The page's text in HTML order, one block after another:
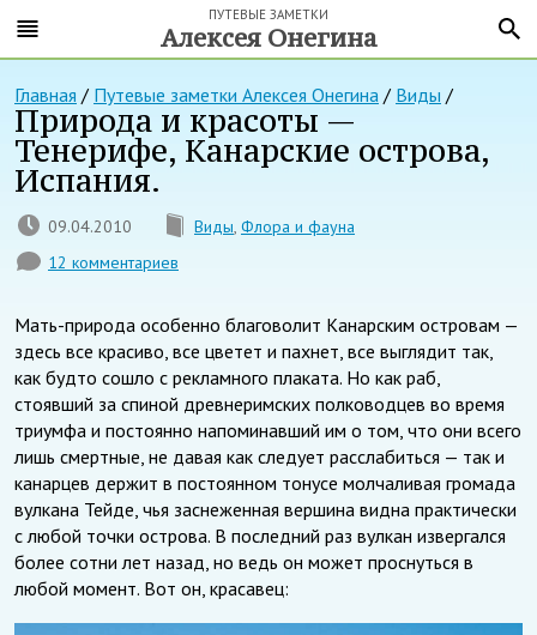
ПУТЕВЫЕ ЗАМЕТКИ
Алексея Онегина
Главная / Путевые заметки Алексея Онегина / Виды /
Природа и красоты —
Тенерифе, Канарские острова,
Испания.
09.04.2010 Виды, Флора и фауна
12 комментариев
Мать-природа особенно благоволит Канарским островам —
здесь все красиво, все цветет и пахнет, все выглядит так,
как будто сошло с рекламного плаката. Но как раб,
стоявший за спиной древнеримских полководцев во время
триумфа и постоянно напоминавший им о том, что они всего
лишь смертные, не давая как следует расслабиться — так и
канарцев держит в постоянном тонусе молчаливая громада
вулкана Тейде, чья заснеженная вершина видна практически
с любой точки острова. В последний раз вулкан извергался
более сотни лет назад, но ведь он может проснуться в
любой момент. Вот он, красавец: